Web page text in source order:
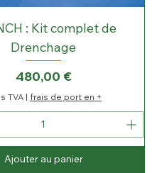
: Kit complet de
Drenchage
Prix
480,00 €
TVA | frais de port en +
Ajouter au panier